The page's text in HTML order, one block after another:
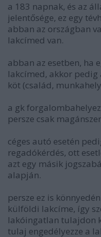
a 183 napnak, és az
jelentősége, ez egy
abban az országban
lakcímed van.
abban az esetben, ha
lakcímed, akkor pedig
köt (család,
a gk
persze csak
céges autó esetén
regadókérdés, ott
azt egy másik
alapján.
persze ez is
külföldi lakcíme, így
lakóingatlan tulajdon
tulaj engedélyezze a